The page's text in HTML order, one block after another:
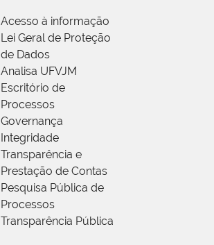
Acesso à informação
Lei Geral de Proteção
de Dados
Analisa UFVJM
Escritório de
Processos
Governança
Integridade
Transparência e
Prestação de Contas
Pesquisa Pública de
Processos
Transparência Pública